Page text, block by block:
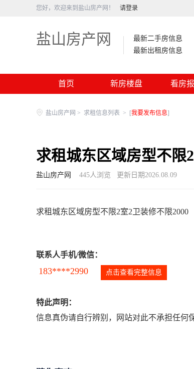
您好，欢迎来到盐山房产网！ 请登录
盐山房产网
最新二手房信息
最新出租房信息
首页 新房楼盘 看房
盐山房产网 > 求租信息列表 > [我要发布信息]
求租城东区域房型不限
盐山房产网 445人浏览 更新日期2026.08.09
求租城东区域房型不限2室2卫装修不限2000
联系人手机/微信：
183****2990 点击查看完整信息
特此声明：
信息真伪请自行辨别，网站对此不承担任何